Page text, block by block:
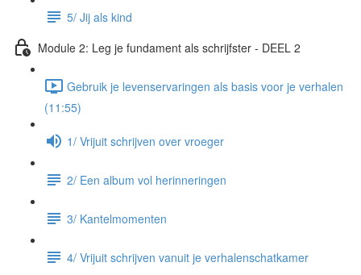
5/ Jij als kind
Module 2: Leg je fundament als schrijfster - DEEL 2
Gebruik je levenservaringen als basis voor je verhalen
(11:55)
1/ Vrijuit schrijven over vroeger
2/ Een album vol herinneringen
3/ Kantelmomenten
4/ Vrijuit schrijven vanuit je verhalenschatkamer